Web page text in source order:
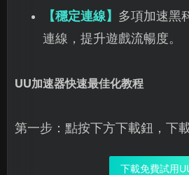
【穩定連線】 多項加速黑
連線，提升遊戲流暢度。
UU加速器快速最佳化教程
第一步：點按下方下載鈕，下
下載免費試用